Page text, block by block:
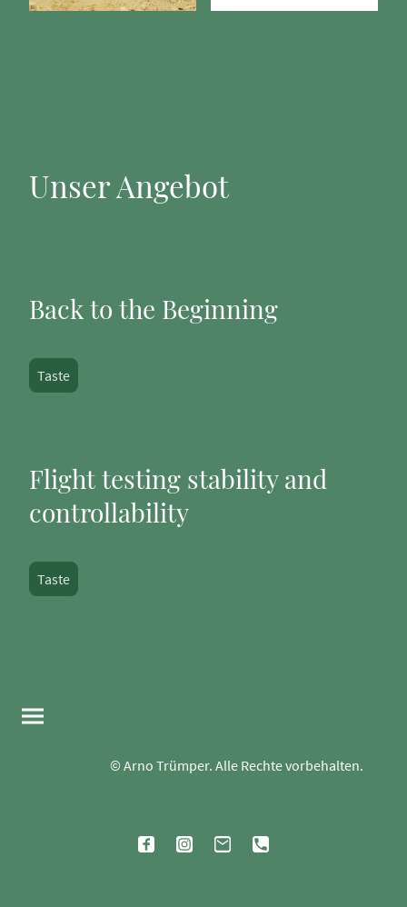
Unser Angebot
Back to the Beginning
Taste
Flight testing stability and
controllability
Taste
© Arno Trümper. Alle Rechte vorbehalten.